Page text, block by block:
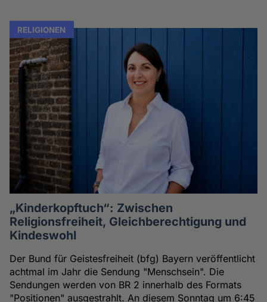
RELIGIONEN
„Kinderkopftuch“: Zwischen
Religionsfreiheit, Gleichberechtigung und
Kindeswohl
Der Bund für Geistesfreiheit (bfg) Bayern veröffentlicht
achtmal im Jahr die Sendung "Menschsein". Die
Sendungen werden von BR 2 innerhalb des Formats
"Positionen" ausgestrahlt. An diesem Sonntag um 6:45